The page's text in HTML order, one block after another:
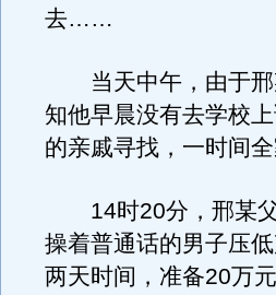
去……
当天中午，由于邢
知他早晨没有去学校
的亲戚寻找，一时间全
14时20分，邢某父
操着普通话的男子压
两天时间，准备20万